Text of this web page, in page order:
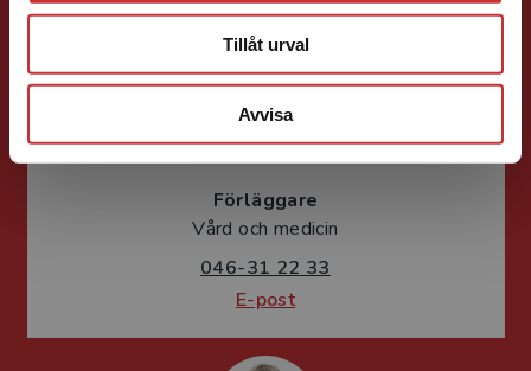
Tillåt urval
Avvisa
Vala Flosadottir
Förläggare
Vård och medicin
046-31 22 33
E-post